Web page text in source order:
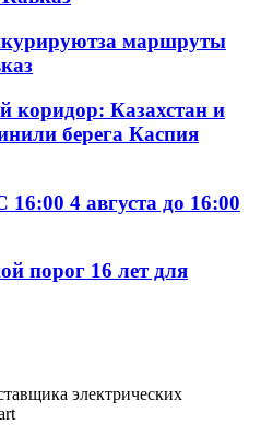
маршруты
коридор: Казахстан и
берега Каспия
4 августа до 16:00
порог 16 лет для
электрических